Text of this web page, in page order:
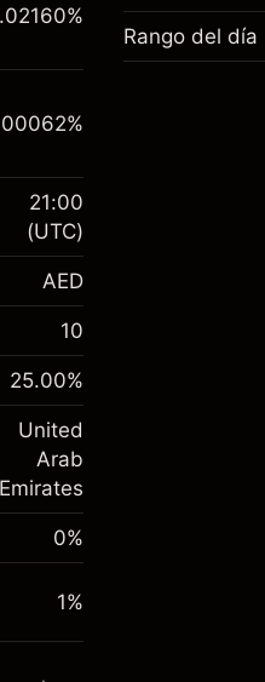
1,000.00
(-AED 0.86)
3,000.00
%
1,000.00
(-AED 0.02)
%
21:00
(UTC)
AED
10
25.00%
United
Arab
Emirates
0%
1%
Rango del día